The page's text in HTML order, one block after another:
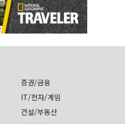
증권/금융
IT/전자/게임
건설/부동산